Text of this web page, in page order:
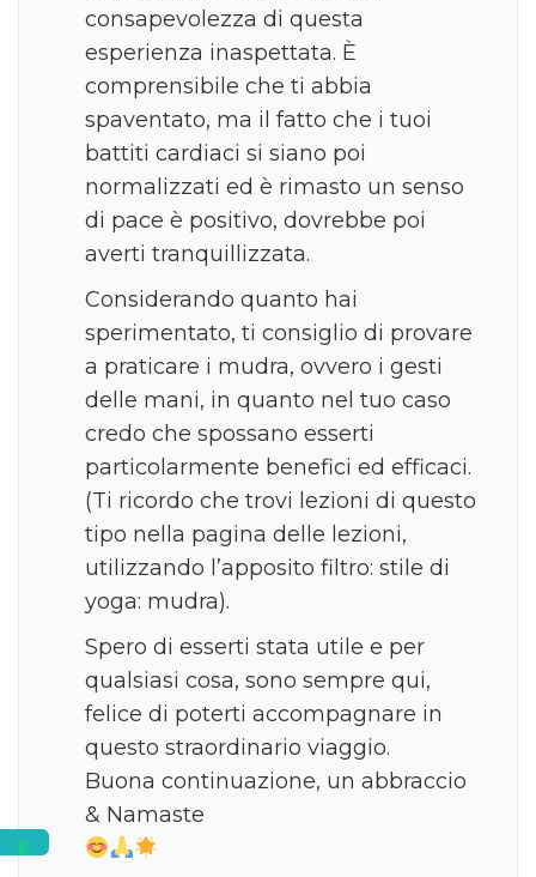
consapevolezza di questa
esperienza inaspettata. È
comprensibile che ti abbia
spaventato, ma il fatto che i tuoi
battiti cardiaci si siano poi
normalizzati ed è rimasto un senso
di pace è positivo, dovrebbe poi
averti tranquillizzata.
Considerando quanto hai
sperimentato, ti consiglio di provare
a praticare i mudra, ovvero i gesti
delle mani, in quanto nel tuo caso
credo che spossano esserti
particolarmente benefici ed efficaci.
(Ti ricordo che trovi lezioni di questo
tipo nella pagina delle lezioni,
utilizzando l’apposito filtro: stile di
yoga: mudra).
Spero di esserti stata utile e per
qualsiasi cosa, sono sempre qui,
felice di poterti accompagnare in
questo straordinario viaggio.
Buona continuazione, un abbraccio
& Namaste